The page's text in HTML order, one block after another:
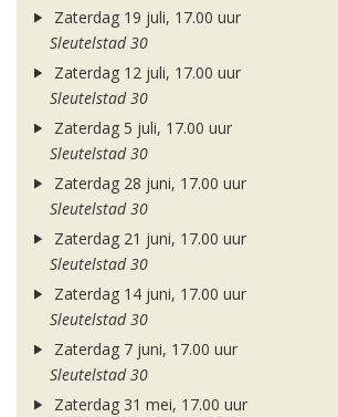
Zaterdag 19 juli, 17.00 uur
Sleutelstad 30
Zaterdag 12 juli, 17.00 uur
Sleutelstad 30
Zaterdag 5 juli, 17.00 uur
Sleutelstad 30
Zaterdag 28 juni, 17.00 uur
Sleutelstad 30
Zaterdag 21 juni, 17.00 uur
Sleutelstad 30
Zaterdag 14 juni, 17.00 uur
Sleutelstad 30
Zaterdag 7 juni, 17.00 uur
Sleutelstad 30
Zaterdag 31 mei, 17.00 uur